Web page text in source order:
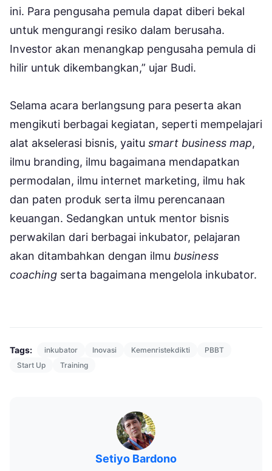
ini. Para pengusaha pemula dapat diberi bekal
untuk mengurangi resiko dalam berusaha.
Investor akan menangkap pengusaha pemula di
hilir untuk dikembangkan,” ujar Budi.
Selama acara berlangsung para peserta akan
mengikuti berbagai kegiatan, seperti mempelajari
alat akselerasi bisnis, yaitu smart business map,
ilmu branding, ilmu bagaimana mendapatkan
permodalan, ilmu internet marketing, ilmu hak
dan paten produk serta ilmu perencanaan
keuangan. Sedangkan untuk mentor bisnis
perwakilan dari berbagai inkubator, pelajaran
akan ditambahkan dengan ilmu business
coaching serta bagaimana mengelola inkubator.
Tags: inkubator Inovasi Kemenristekdikti
PBBT
Start Up
Training
Setiyo Bardono